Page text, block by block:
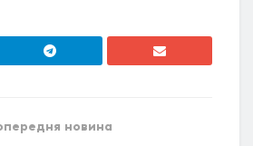
новина